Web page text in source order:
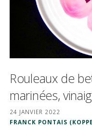
Rouleaux de
marinées,
24 JANVIER 2022
FRANCK PONTAIS